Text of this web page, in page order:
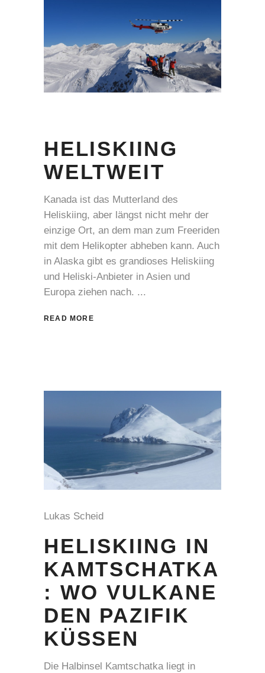
HELISKIING
WELTWEIT
Kanada ist das Mutterland des
Heliskiing, aber längst nicht mehr der
einzige Ort, an dem man zum Freeriden
mit dem Helikopter abheben kann. Auch
in Alaska gibt es grandioses Heliskiing
und Heliski-Anbieter in Asien und
Europa ziehen nach.
READ MORE
Lukas Scheid
HELISKIING IN
KAMTSCHATKA
: WO VULKANE
DEN PAZIFIK
KÜSSEN
Die Halbinsel Kamtschatka liegt in